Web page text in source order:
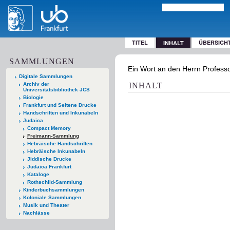
TITEL INHALT
SAMMLUNGEN
Digitale Sammlungen
Archiv der
Universitätsbibliothek JCS
Biologie
Frankfurt und Seltene Drucke
Handschriften und Inkunabeln
Judaica
Compact Memory
Freimann-Sammlung
Hebräische Handschriften
Hebräische Inkunabeln
Jiddische Drucke
Judaica Frankfurt
Kataloge
Rothschild-Sammlung
Kinderbuchsammlungen
Koloniale Sammlungen
Musik und Theater
Nachlässe
Ein Wort an den Herrn
INHALT